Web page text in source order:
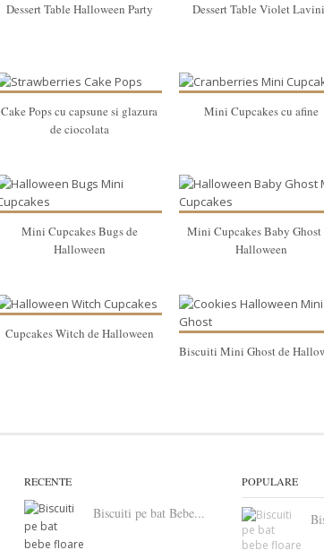
Dessert Table Halloween Party Dessert Table Violet
Cake Pops cu capsune si glazura
de ciocolata
Mini Cupcakes cu afine
Mini Cupcakes Bugs de
Halloween
Mini Cupcakes Baby Ghost
Halloween
Cupcakes Witch de Halloween
Biscuiti Mini Ghost de
RECENTE
Biscuiti pe bat Bebe...
POPULARE